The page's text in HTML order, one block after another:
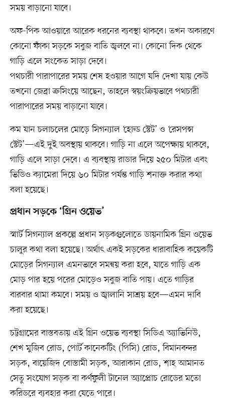
সময় বাড়ানো যাবে।
অফ-পিক আওয়ারে আরেক ধরনের ব্যবস্থা থাকবে। তখন অকারণে
কোনো ফাঁকা সড়কে সবুজ বাতি জ্বলবে না। কোনো দিক থেকে
গাড়ি এলে সংকেত সাড়া দেবে।
পথচারী পারাপারের সময় শেষ হওয়ার আগে যদি দেখা যায় কেউ
তখনো জেব্রা ক্রসিংয়ে আছেন, তাহলে স্বয়ংক্রিয়ভাবে পথচারী
পারাপারের সময় বাড়ানো যাবে।
কম যান চলাচলের মোড়ে সিগন্যাল ‘হোল্ড স্টেট’ ও ‘রেসপন্স
স্টেট’—এই দুই অবস্থায় থাকবে। গাড়ি না এলে অপেক্ষায় থাকবে,
গাড়ি এলে সাড়া দেবে। এ ব্যবস্থায় রাডার দিয়ে ২৫০ মিটার এবং
ভিডিও ক্যামেরা দিয়ে ৬০ মিটার পর্যন্ত গাড়ি শনাক্ত করার কথা
বলা হয়েছে।
প্রধান সড়কে ‘গ্রিন ওয়েভ’
স্মার্ট সিগন্যাল প্রকল্পে প্রধান সড়কগুলোতে ডায়নামিক গ্রিন ওয়েভ
চালুর কথা বলা হয়েছে। অর্থাৎ একই সড়কের ধারাবাহিক কয়েকটি
মোড়ের সিগন্যাল এমনভাবে সমন্বয় করা হবে, যাতে গাড়ি এক
মোড় পার হয়ে পরের মোড়েও সবুজ বাতি পায়। এতে গাড়ির
বারবার থামা কমবে। সময় ও জ্বালানি সাশ্রয় হবে—এমন দাবি
করা হয়েছে।
চট্টগ্রামের বাস্তবতায় এই গ্রিন ওয়েভ ব্যবস্থা সিডিএ অ্যাভিনিউ,
শেখ মুজিব রোড, পোর্ট কানেকটিং (পিসি) রোড, বিমানবন্দর
সড়ক, বায়েজিদ বোস্তামী সড়ক, আরাকান রোড, শাহ আমানত
সেতু সংযোগ সড়ক বা কর্ণফুলী টানেল অ্যাপ্রোচ রোডের মতো
করিডরে ব্যবহার করা যেতে পারে।